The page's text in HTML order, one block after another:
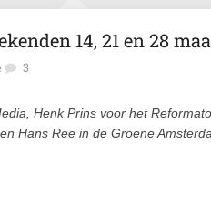
14, 21 en 28
3
Henk Prins voor het
Hans Ree in de Groene